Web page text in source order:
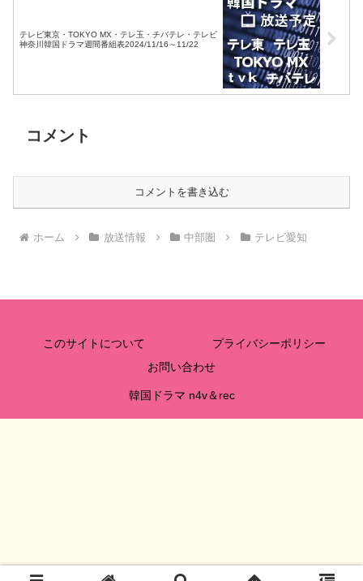
テレビ東京・TOKYO MX・テレ玉・チバテレ・テレビ
神奈川韓国ドラマ週間番組表2024/11/16～11/22
コメント
コメントを書き込む
ホーム 放送情報 中部圏 テレビ愛知
このサイトについて
プライバシーポリシー
お問い合わせ
韓国ドラマ n4v＆rec